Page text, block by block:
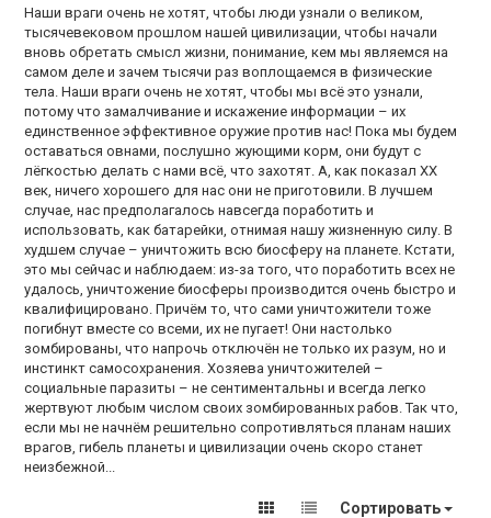
Наши враги очень не хотят, чтобы люди узнали о великом,
тысячевековом прошлом нашей цивилизации, чтобы начали
вновь обретать смысл жизни, понимание, кем мы являемся на
самом деле и зачем тысячи раз воплощаемся в физические
тела. Наши враги очень не хотят, чтобы мы всё это узнали,
потому что замалчивание и искажение информации – их
единственное эффективное оружие против нас! Пока мы будем
оставаться овнами, послушно жующими корм, они будут с
лёгкостью делать с нами всё, что захотят. А, как показал ХХ
век, ничего хорошего для нас они не приготовили. В лучшем
случае, нас предполагалось навсегда поработить и
использовать, как батарейки, отнимая нашу жизненную силу. В
худшем случае – уничтожить всю биосферу на планете. Кстати,
это мы сейчас и наблюдаем: из-за того, что поработить всех не
удалось, уничтожение биосферы производится очень быстро и
квалифицировано. Причём то, что сами уничтожители тоже
погибнут вместе со всеми, их не пугает! Они настолько
зомбированы, что напрочь отключён не только их разум, но и
инстинкт самосохранения. Хозяева уничтожителей –
социальные паразиты – не сентиментальны и всегда легко
жертвуют любым числом своих зомбированных рабов. Так что,
если мы не начнём решительно сопротивляться планам наших
врагов, гибель планеты и цивилизации очень скоро станет
неизбежной...
Сортировать